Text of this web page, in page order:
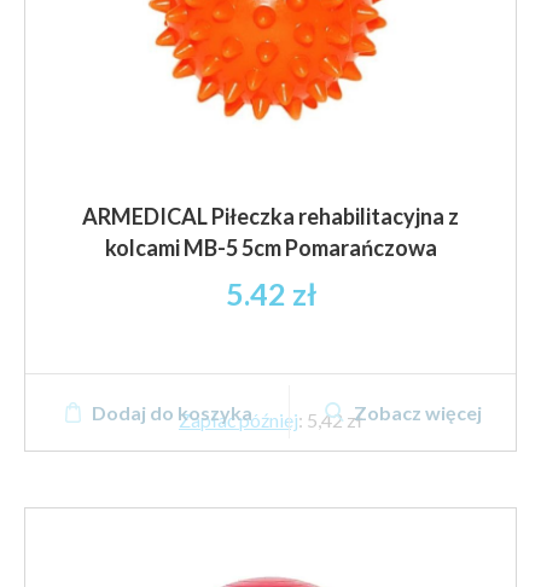
ARMEDICAL Piłeczka rehabilitacyjna z
kolcami MB-5 5cm Pomarańczowa
5.42 zł
Zapłać później: 5,42 zł
Dodaj do koszyka Zobacz więcej